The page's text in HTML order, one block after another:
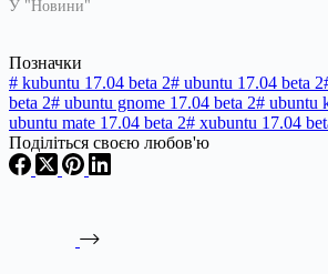
У "Новини"
Позначки
# kubuntu 17.04 beta 2# ubuntu 17.04 beta 2
beta 2# ubuntu gnome 17.04 beta 2# ubuntu
ubuntu mate 17.04 beta 2# xubuntu 17.04
Поділіться своєю любов'ю